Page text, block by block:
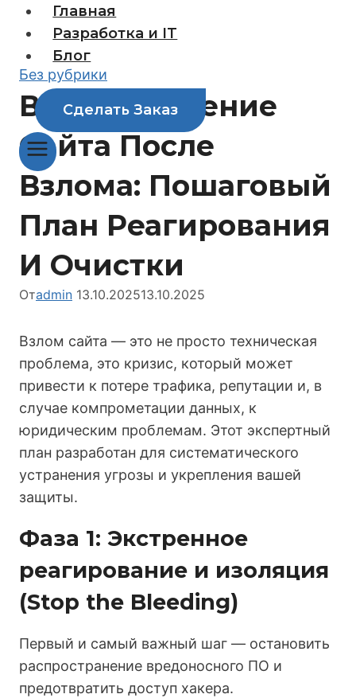
Перейти
содержимому
Главная
Разработка и IT
Блог
Сделать Заказ
Без рубрики
Восстановление
Сайта После
Взлома: Пошаговый
План Реагирования
И Очистки
Отadmin 13.10.202513.10.2025
Взлом сайта — это не просто техническая
проблема, это кризис, который может
привести к потере трафика, репутации и, в
случае компрометации данных, к
юридическим проблемам. Этот экспертный
план разработан для систематического
устранения угрозы и укрепления вашей
защиты.
Фаза 1: Экстренное
реагирование и изоляция
(Stop the Bleeding)
Первый и самый важный шаг — остановить
распространение вредоносного ПО и
предотвратить доступ хакера.